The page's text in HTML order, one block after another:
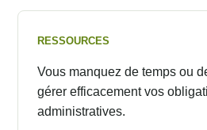
RESSOURCES
Vous manquez de temps ou
gérer efficacement vos
administratives.